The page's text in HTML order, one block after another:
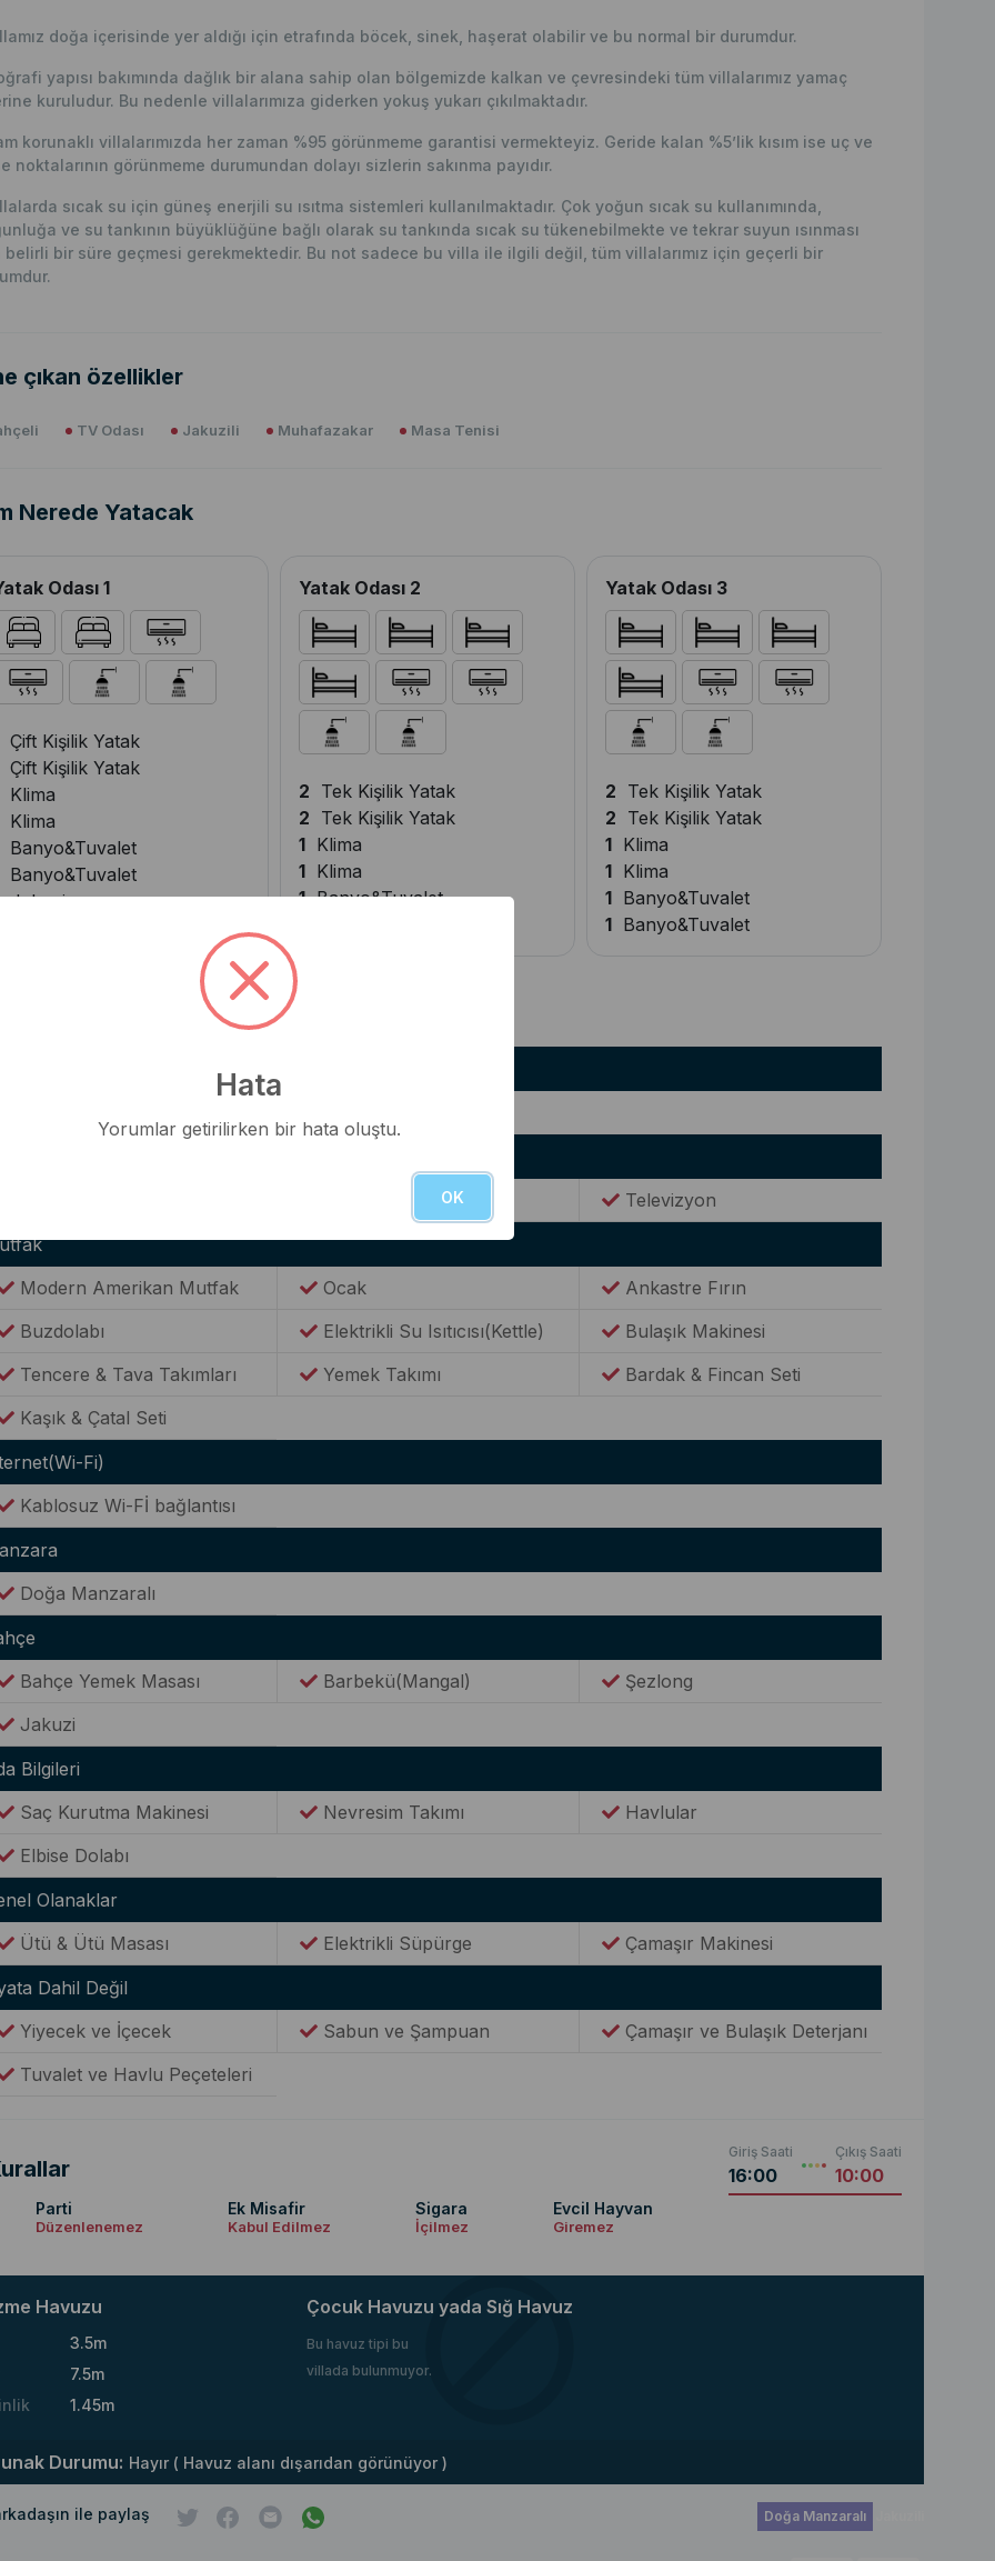
doğa içerisinde yer aldığı için etrafında böcek, sinek, haşerat olabilir ve bu normal bir durumdur.
yapısı bakımında dağlık bir alana sahip olan bölgemizde kalkan ve çevresindeki tüm villalarımız yamaç
kuruludur. Bu nedenle villalarımıza giderken yokuş yukarı çıkılmaktadır.
korunaklı villalarımızda her zaman %95 görünmeme garantisi vermekteyiz. Geride kalan %5’lik kısım ise uç ve
noktalarının görünmeme durumundan dolayı sizlerin sakınma payıdır.
sıcak su için güneş enerjili su ısıtma sistemleri kullanılmaktadır. Çok yoğun sıcak su kullanımında,
ve su tankının büyüklüğüne bağlı olarak su tankında sıcak su tükenebilmekte ve tekrar suyun ısınması
belirli bir süre geçmesi gerekmektedir. Bu not sadece bu villa ile ilgili değil, tüm villalarımız için geçerli bir
çıkan özellikler
TV Odası Jakuzili Muhafazakar Masa Tenisi
Nerede Yatacak
Odası 1
Çift Kişilik Yatak
Çift Kişilik Yatak
Klima
Klima
Banyo&Tuvalet
Banyo&Tuvalet
Jakuzi
Yatak Odası 2
2 Tek Kişilik Yatak
2 Tek Kişilik Yatak
1 Klima
1 Klima
1Banyo&Tuvalet
Yatak Odası 3
2 Tek Kişilik Yatak
2 Tek Kişilik Yatak
1 Klima
1 Klima
1 Banyo&Tuvalet
1 Banyo&Tuvalet
VİLLA ŞİRİNLER 2 OLANAKLARI
Televizyon
Modern Amerikan Mutfak
Ocak
Ankastre Fırın
Buzdolabı
Elektrikli Su Isıtıcısı(Kettle)
Bulaşık Makinesi
Tencere & Tava Takımları
Yemek Takımı
Bardak & Fincan Seti
Kaşık & Çatal Seti
Fi)
Kablosuz Wi-Fİ bağlantısı
Doğa Manzaralı
Bahçe Yemek Masası
Barbekü(Mangal)
Şezlong
Jakuzi
Bilgileri
Saç Kurutma Makinesi
Nevresim Takımı
Havlular
Elbise Dolabı
Olanaklar
Ütü & Ütü Masası
Elektrikli Süpürge
Çamaşır Makinesi
Dahil Değil
Yiyecek ve İçecek
Sabun ve Şampuan
Çamaşır ve Bulaşık Deterjanı
Tuvalet ve Havlu Peçeteleri
Giriş Saati
16:00
Çıkış Saati
10:00
Parti
Düzenlenemez
Ek Misafir
Kabul Edilmez
Sigara
İçilmez
Evcil Hayvan
Giremez
Havuzu
3.5m
7.5m
1.45m
Çocuk Havuzu yada Sığ Havuz
Bu havuz tipi bu
villada bulunmuyor.
Durumu: Hayır ( Havuz alanı dışarıdan görünüyor )
ile paylaş Doğa Manzaralı
Hata
Yorumlar getirilirken bir hata oluştu.
OK